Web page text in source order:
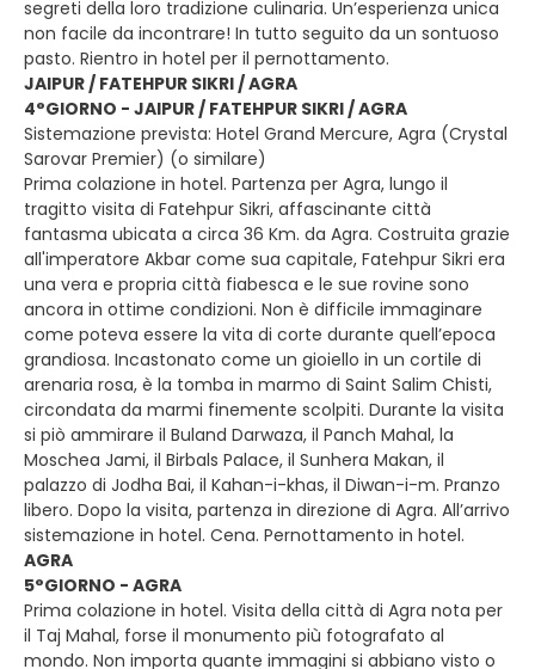
segreti della loro tradizione culinaria. Un’esperienza unica
non facile da incontrare! In tutto seguito da un sontuoso
pasto. Rientro in hotel per il pernottamento.
JAIPUR / FATEHPUR SIKRI / AGRA
4°GIORNO - JAIPUR / FATEHPUR SIKRI / AGRA
Sistemazione prevista: Hotel Grand Mercure, Agra (Crystal
Sarovar Premier) (o similare)
Prima colazione in hotel. Partenza per Agra, lungo il
tragitto visita di Fatehpur Sikri, affascinante città
fantasma ubicata a circa 36 Km. da Agra. Costruita grazie
all'imperatore Akbar come sua capitale, Fatehpur Sikri era
una vera e propria città fiabesca e le sue rovine sono
ancora in ottime condizioni. Non è difficile immaginare
come poteva essere la vita di corte durante quell’epoca
grandiosa. Incastonato come un gioiello in un cortile di
arenaria rosa, è la tomba in marmo di Saint Salim Chisti,
circondata da marmi finemente scolpiti. Durante la visita
si piò ammirare il Buland Darwaza, il Panch Mahal, la
Moschea Jami, il Birbals Palace, il Sunhera Makan, il
palazzo di Jodha Bai, il Kahan-i-khas, il Diwan-i-m. Pranzo
libero. Dopo la visita, partenza in direzione di Agra. All’arrivo
sistemazione in hotel. Cena. Pernottamento in hotel.
AGRA
5°GIORNO - AGRA
Prima colazione in hotel. Visita della città di Agra nota per
il Taj Mahal, forse il monumento più fotografato al
mondo. Non importa quante immagini si abbiano visto o